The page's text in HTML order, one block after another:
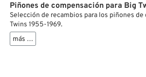
Piñones de compensación para Big
Selección de recambios para los piñones
Twins 1955-1969.
más …